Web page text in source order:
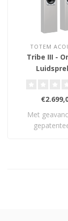
TOTEM
Tribe III -
Met